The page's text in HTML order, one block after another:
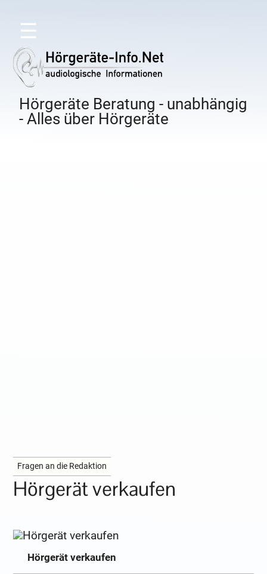
☰
Hörgeräte Beratung - unabhängig
- Alles über Hörgeräte
Fragen an die Redaktion
Hörgerät verkaufen
Hörgerät verkaufen